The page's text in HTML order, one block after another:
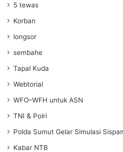
5 tewas
Korban
longsor
sembahe
Tapal Kuda
Webtorial
WFO–WFH untuk ASN
TNI & Polri
Polda Sumut Gelar Simulasi
Kabar NTB